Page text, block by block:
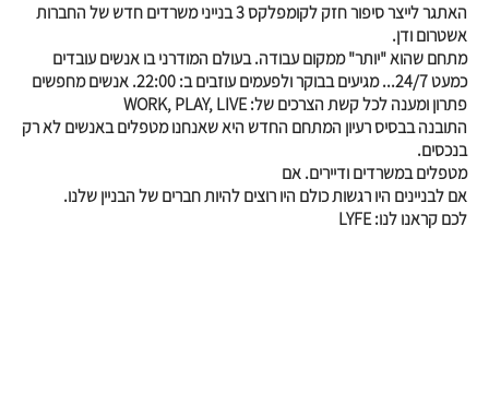
האתגר לייצר סיפור חזק לקומפלקס 3 בנייני משרדים חדש של החברות
אשטרום ודן.
מתחם שהוא "יותר" ממקום עבודה. בעולם המודרני בו אנשים עובדים
כמעט 24/7... מגיעים בבוקר ולפעמים עוזבים ב: 22:00. אנשים מחפשים
פתרון ומענה לכל קשת הצרכים של: WORK, PLAY, LIVE
התובנה בבסיס רעיון המתחם החדש היא שאנחנו מטפלים באנשים לא רק
בנכסים.
מטפלים במשרדים ודיירים. אם
אם לבניינים היו רגשות כולם היו רוצים להיות חברים של הבניין שלנו.
לכם קראנו לנו: LYFE